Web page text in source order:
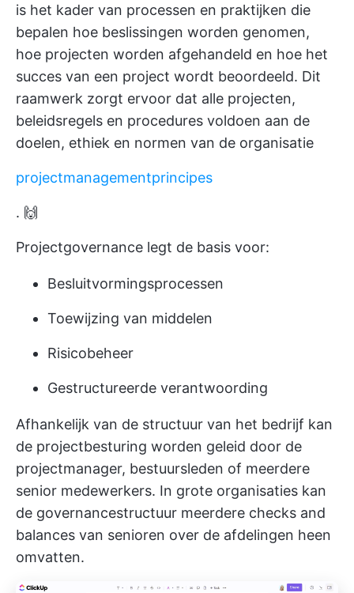
is het kader van processen en praktijken die
bepalen hoe beslissingen worden genomen,
hoe projecten worden afgehandeld en hoe het
succes van een project wordt beoordeeld. Dit
raamwerk zorgt ervoor dat alle projecten,
beleidsregels en procedures voldoen aan de
doelen, ethiek en normen van de organisatie
projectmanagementprincipes
. 🙌
Projectgovernance legt de basis voor:
Besluitvormingsprocessen
Toewijzing van middelen
Risicobeheer
Gestructureerde verantwoording
Afhankelijk van de structuur van het bedrijf kan
de projectbesturing worden geleid door de
projectmanager, bestuursleden of meerdere
senior medewerkers. In grote organisaties kan
de governancestructuur meerdere checks and
balances van senioren over de afdelingen heen
omvatten.